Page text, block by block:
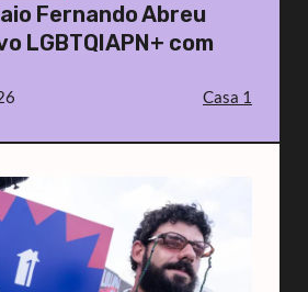
Fernando Abreu
LGBTQIAPN+ com
Casa 1